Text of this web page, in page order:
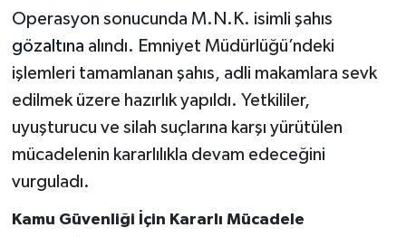
Operasyon sonucunda M.N.K. isimli şahıs
gözaltına alındı. Emniyet Müdürlüğü’ndeki
işlemleri tamamlanan şahıs, adli makamlara sevk
edilmek üzere hazırlık yapıldı. Yetkililer,
uyuşturucu ve silah suçlarına karşı yürütülen
mücadelenin kararlılıkla devam edeceğini
vurguladı.
Kamu Güvenliği İçin Kararlı Mücadele